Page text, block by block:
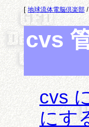
[地球流体電脳倶楽部/
cvs
cvs
にす